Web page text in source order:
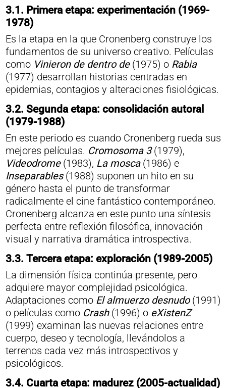
3.1. Primera etapa: experimentación (1969-
1978)
Es la etapa en la que Cronenberg construye los
fundamentos de su universo creativo. Películas
como Vinieron de dentro de (1975) o Rabia
(1977) desarrollan historias centradas en
epidemias, contagios y alteraciones fisiológicas.
3.2. Segunda etapa: consolidación autoral
(1979-1988)
En este periodo es cuando Cronenberg rueda sus
mejores películas. Cromosoma 3(1979),
Videodrome(1983), La mosca(1986) e
Inseparables(1988) suponen un hito en su
género hasta el punto de transformar
radicalmente el cine fantástico contemporáneo.
Cronenberg alcanza en este punto una síntesis
perfecta entre reflexión filosófica, innovación
visual y narrativa dramática introspectiva.
3.3. Tercera etapa: exploración (1989-2005)
La dimensión física continúa presente, pero
adquiere mayor complejidad psicológica.
Adaptaciones como El almuerzo desnudo(1991)
o películas como Crash(1996) oeXistenZ
(1999) examinan las nuevas relaciones entre
cuerpo, deseo y tecnología, llevándolos a
terrenos cada vez más introspectivos y
psicológicos.
3.4. Cuarta etapa: madurez (2005-actualidad)